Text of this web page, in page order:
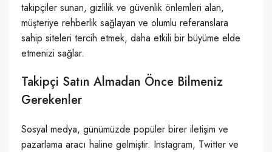
takipçiler sunan, gizlilik ve güvenlik önlemleri alan,
müşteriye rehberlik sağlayan ve olumlu referanslara
sahip siteleri tercih etmek, daha etkili bir büyüme elde
etmenizi sağlar.
Takipçi Satın Almadan Önce Bilmeniz
Gerekenler
Sosyal medya, günümüzde popüler birer iletişim ve
pazarlama aracı haline gelmiştir. Instagram, Twitter ve